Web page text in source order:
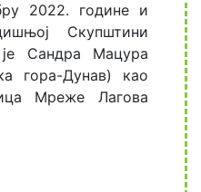
2022. године и
Скупштини
Сандра Мацура
гора-Дунав) као
Мреже Лагова